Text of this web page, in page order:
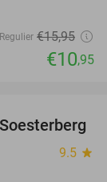
Regulier €15,95
€10,95
29%
9.5 star